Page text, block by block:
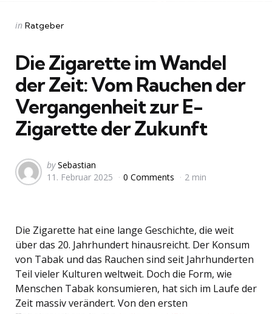
Categories
Posted
in Ratgeber
Die Zigarette im Wandel
der Zeit: Vom Rauchen der
Vergangenheit zur E-
Zigarette der Zukunft
Posted
by
by Sebastian
11. Februar 2025
0 Comments 2 min
Die Zigarette hat eine lange Geschichte, die weit
über das 20. Jahrhundert hinausreicht. Der Konsum
von Tabak und das Rauchen sind seit Jahrhunderten
Teil vieler Kulturen weltweit. Doch die Form, wie
Menschen Tabak konsumieren, hat sich im Laufe der
Zeit massiv verändert. Von den ersten